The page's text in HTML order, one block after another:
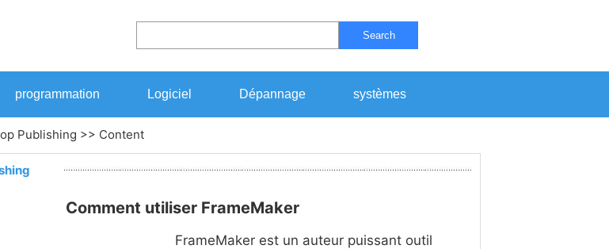
Search
programmation Logiciel Dépannage systèmes
Publishing >> Content
Comment utiliser FrameMaker
FrameMaker est un auteur puissant outil